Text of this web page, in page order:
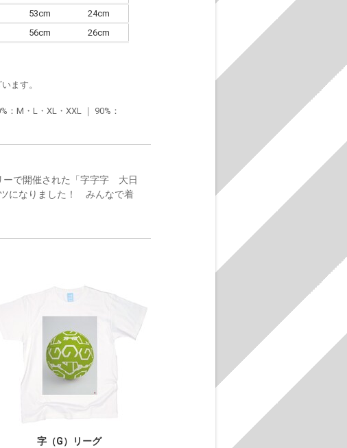
53cm
24cm
56cm 26cm
ます。
M・L・XL・XXL ｜ 90%：
で開催された「字字字 大日
になりました！ みんなで着
字（G）リーグ